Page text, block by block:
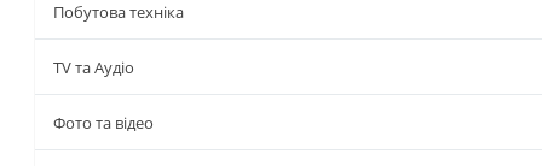
Побутова техніка
TV та Аудіо
Фото та відео